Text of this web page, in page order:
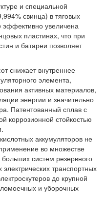
и специальной
свинца) в тяговых
эффективно увеличена
пластинах, что при
и батареи позволяет
снижает внутреннее
элемента,
активных материалов,
энергии и значительно
Патентованный сплав с
коррозионной стойкостью
аккумуляторов не
во множестве
систем резервного
транспортных
до крупной
и уборочных